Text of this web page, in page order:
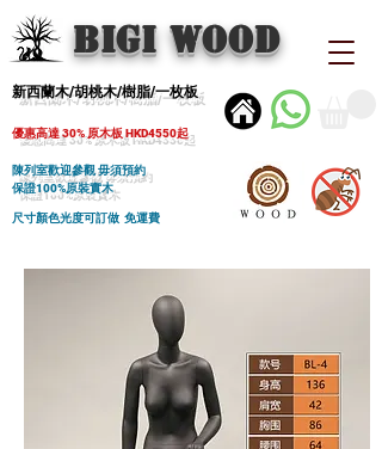
BIGI wood
新西蘭木/胡桃木/樹脂/一枚板
優惠高達 30% 原木板 HKD4550起
陳列室歡迎參觀 毋須預約
保證100%原裝實木
尺寸顏色光度可訂做 免運費